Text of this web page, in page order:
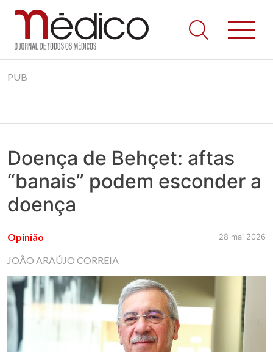
to
Jornal Médico
Médico – O Jornal de Todos os Médicos. Onde as notícias
realmente contam! Tudo o que se passa na Saúde!
PUB
Doença de Behçet: aftas
“banais” podem esconder a
doença
Opinião 28 mai 2026
JOÃO ARAÚJO CORREIA